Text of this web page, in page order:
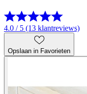
4.0 / 5 (13 klantreviews)
Opslaan in Favorieten